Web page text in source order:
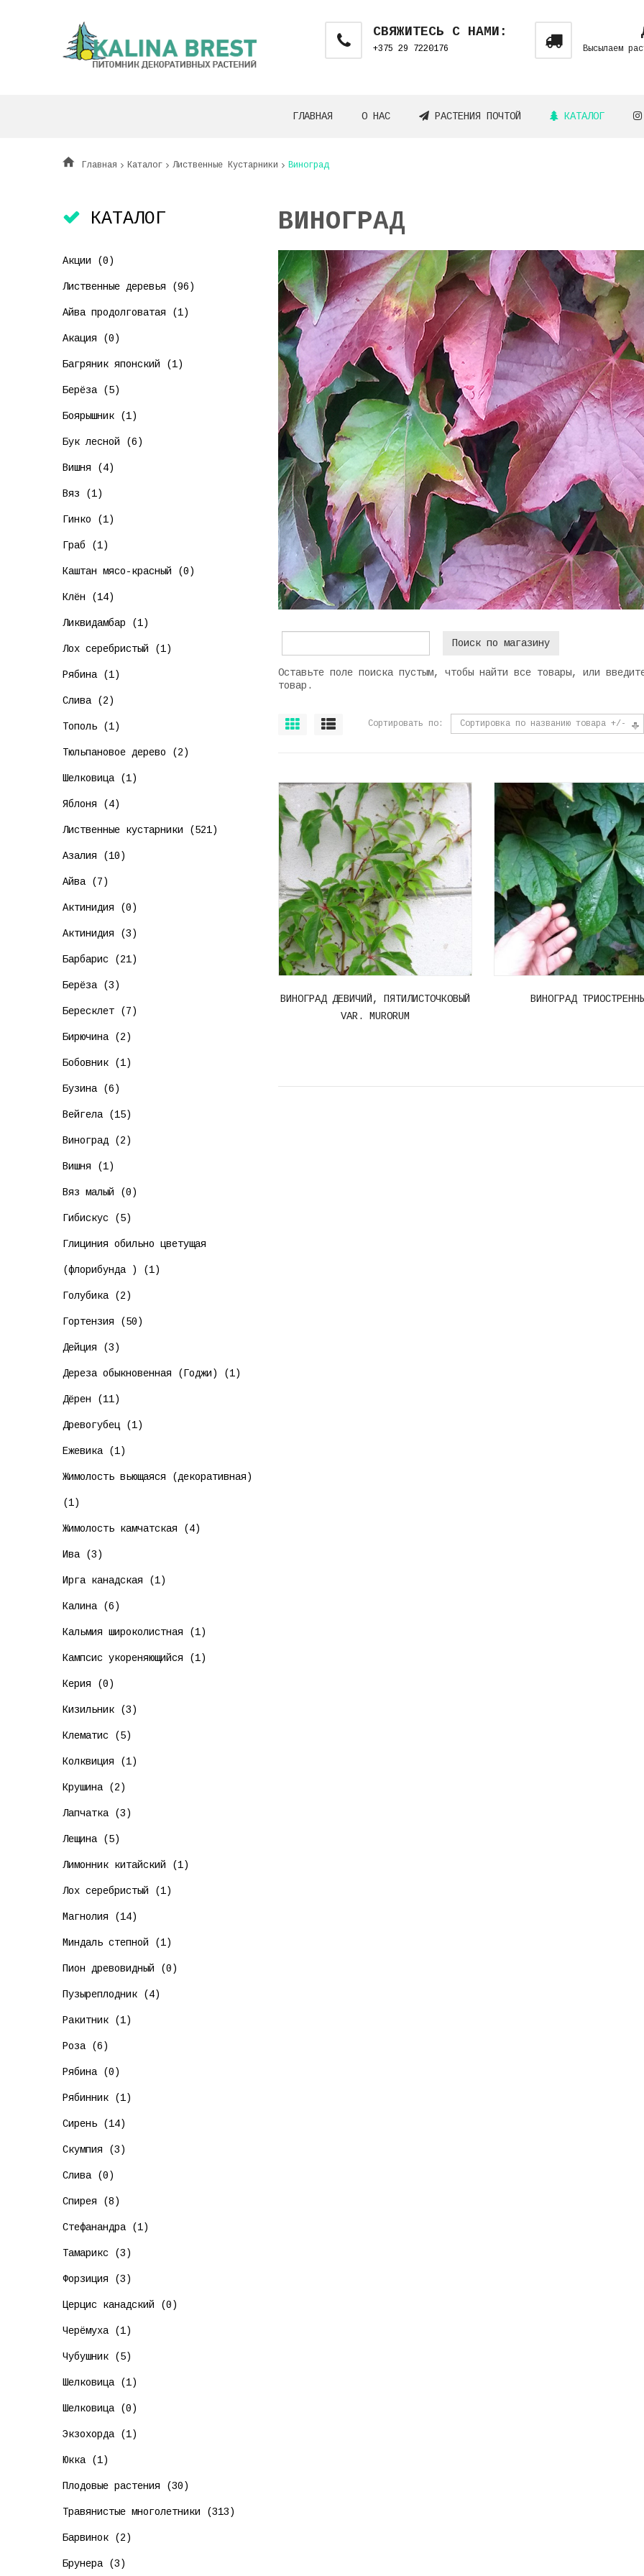
СВЯЖИТЕСЬ С НАМИ:
+375 29 7220176 Высылаем
ГЛАВНАЯ О НАС РАСТЕНИЯ ПОЧТОЙ КАТАЛОГ
Главная Каталог Лиственные Кустарники Виноград
ВИНОГРАД
Оставьте поле поиска пустым, чтобы найти все товары, или
товар.
Сортировать по Сортировка по названию товара +/-
ВИНОГРАД ДЕВИЧИЙ, ПЯТИЛИСТОЧКОВЫЙ
VAR. MURORUM
ВИНОГРАД
КАТАЛОГ
Акции (0)
Лиственные деревья (96)
Айва продолговатая (1)
Акация (0)
Багряник японский (1)
Берёза (5)
Боярышник (1)
Бук лесной (6)
Вишня (4)
Вяз (1)
Гинко (1)
Граб (1)
Каштан мясо-красный (0)
Клён (14)
Ликвидамбар (1)
Лох серебристый (1)
Рябина (1)
Слива (2)
Тополь (1)
Тюльпановое дерево (2)
Шелковица (1)
Яблоня (4)
Лиственные кустарники (521)
Азалия (10)
Айва (7)
Актинидия (0)
Актинидия (3)
Барбарис (21)
Берёза (3)
Бересклет (7)
Бирючина (2)
Бобовник (1)
Бузина (6)
Вейгела (15)
Виноград (2)
Вишня (1)
Вяз малый (0)
Гибискус (5)
Глициния обильно цветущая
(флорибунда ) (1)
Голубика (2)
Гортензия (50)
Дейция (3)
Дереза обыкновенная (Годжи) (1)
Дёрен (11)
Древогубец (1)
Ежевика (1)
Жимолость вьющаяся (декоративная)
(1)
Жимолость камчатская (4)
Ива (3)
Ирга канадская (1)
Калина (6)
Кальмия широколистная (1)
Кампсис укореняющийся (1)
Керия (0)
Кизильник (3)
Клематис (5)
Колквиция (1)
Крушина (2)
Лапчатка (3)
Лещина (5)
Лимонник китайский (1)
Лох серебристый (1)
Магнолия (14)
Миндаль степной (1)
Пион древовидный (0)
Пузыреплодник (4)
Ракитник (1)
Роза (6)
Рябина (0)
Рябинник (1)
Сирень (14)
Скумпия (3)
Слива (0)
Спирея (8)
Стефанандра (1)
Тамарикс (3)
Форзиция (3)
Церцис канадский (0)
Черёмуха (1)
Чубушник (5)
Шелковица (1)
Шелковица (0)
Экзохорда (1)
Юкка (1)
Плодовые растения (30)
Травянистые многолетники (313)
Барвинок (2)
Брунера (3)